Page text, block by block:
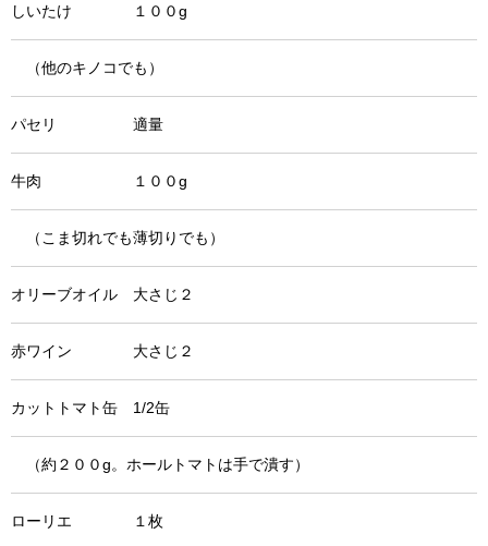
しいたけ １００g
（他のキノコでも）
パセリ 適量
牛肉 １００g
（こま切れでも薄切りでも）
オリーブオイル 大さじ２
赤ワイン 大さじ２
カットトマト缶 1/2缶
（約２００g。ホールトマトは手で潰す）
ローリエ １枚